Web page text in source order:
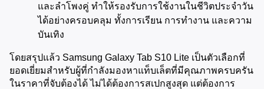
และลำโพงคู่ ทำให้รองรับการใช้งานในชีวิตประจำวัน
ได้อย่างครอบคลุม ทั้งการเรียน การทำงาน และความ
บันเทิง
โดยสรุปแล้ว Samsung Galaxy Tab S10 Lite เป็นตัวเลือกที่
ยอดเยี่ยมสำหรับผู้ที่กำลังมองหาแท็บเล็ตที่มีคุณภาพครบครัน
ในราคาที่จับต้องได้ ไม่ได้ต้องการสเปกสูงสุด แต่ต้องการ